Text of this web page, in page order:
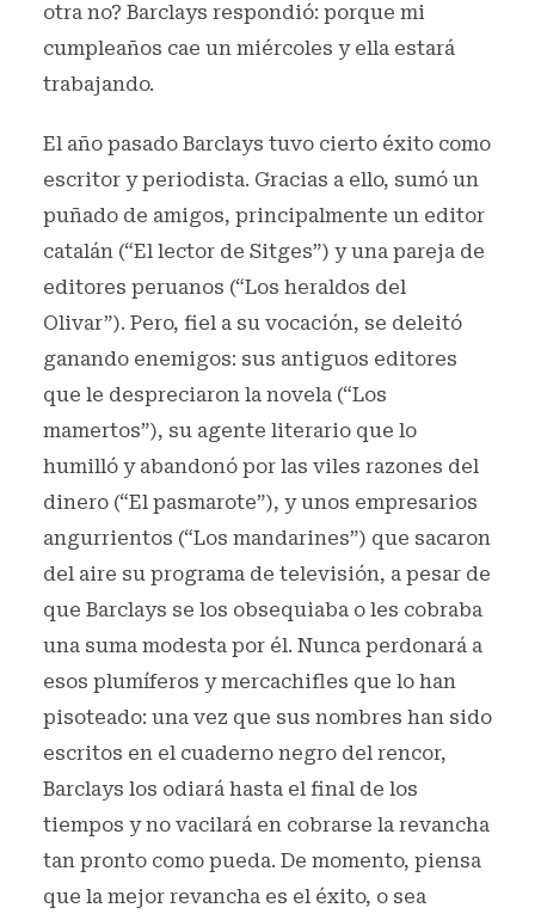
otra no? Barclays respondió: porque mi
cumpleaños cae un miércoles y ella estará
trabajando.
El año pasado Barclays tuvo cierto éxito como
escritor y periodista. Gracias a ello, sumó un
puñado de amigos, principalmente un editor
catalán (“El lector de Sitges”) y una pareja de
editores peruanos (“Los heraldos del
Olivar”). Pero, fiel a su vocación, se deleitó
ganando enemigos: sus antiguos editores
que le despreciaron la novela (“Los
mamertos”), su agente literario que lo
humilló y abandonó por las viles razones del
dinero (“El pasmarote”), y unos empresarios
angurrientos (“Los mandarines”) que sacaron
del aire su programa de televisión, a pesar de
que Barclays se los obsequiaba o les cobraba
una suma modesta por él. Nunca perdonará a
esos plumíferos y mercachifles que lo han
pisoteado: una vez que sus nombres han sido
escritos en el cuaderno negro del rencor,
Barclays los odiará hasta el final de los
tiempos y no vacilará en cobrarse la revancha
tan pronto como pueda. De momento, piensa
que la mejor revancha es el éxito, o sea